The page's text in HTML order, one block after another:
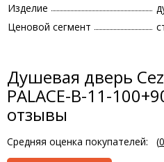
Изделие
Ценовой сегмент
Душевая дверь
PALACE-B-11-
отзывы
Средняя оценка покупателей: (0